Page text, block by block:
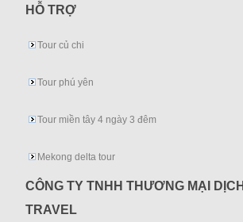
HỖ TRỢ
Tour củ chi
Tour phú yên
Tour miền tây 4 ngày 3 đêm
Mekong delta tour
CÔNG TY TNHH THƯƠNG MẠI
TRAVEL